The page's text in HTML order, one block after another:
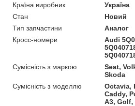
Країна виробник
Україна
Стан
Новий
Тип запчастини
Аналог
Кросс-номери
Audi
Сумісність з маркою
Seat,
Skoda
Сумісність з моделлю
Octavia,
Caddy,
A3, Golf,